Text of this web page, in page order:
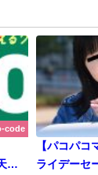
December
code
【パコパコ
ライデーセ